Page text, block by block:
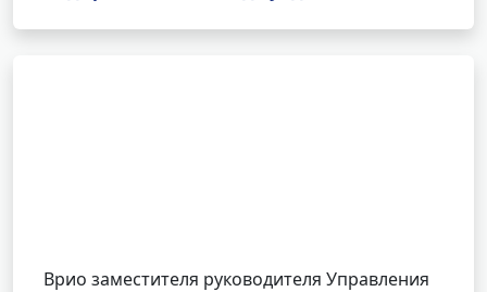
Врио заместителя руководителя Управления